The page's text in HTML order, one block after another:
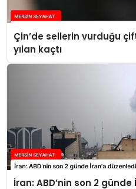
Çin’de sellerin vurduğu
yılan kaçtı
İran: ABD’nin son 2